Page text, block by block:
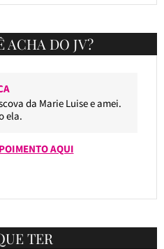
ACHA DO JV?
da Marie Luise e amei.
ela.
AQUI
TER